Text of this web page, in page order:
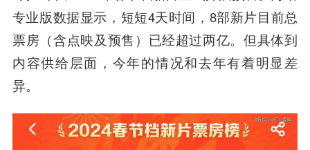
专业版数据显示，短短4天时间，8部新片目前总
票房（含点映及预售）已经超过两亿。但具体到
内容供给层面，今年的情况和去年有着明显差
异。